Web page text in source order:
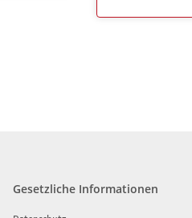
Gesetzliche Informationen